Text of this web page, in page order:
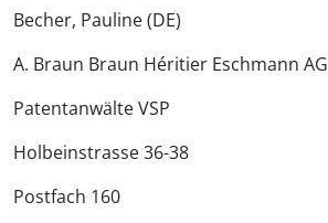
Becher, Pauline (DE)
A. Braun Braun Héritier Eschmann AG
Patentanwälte VSP
Holbeinstrasse 36-38
Postfach 160